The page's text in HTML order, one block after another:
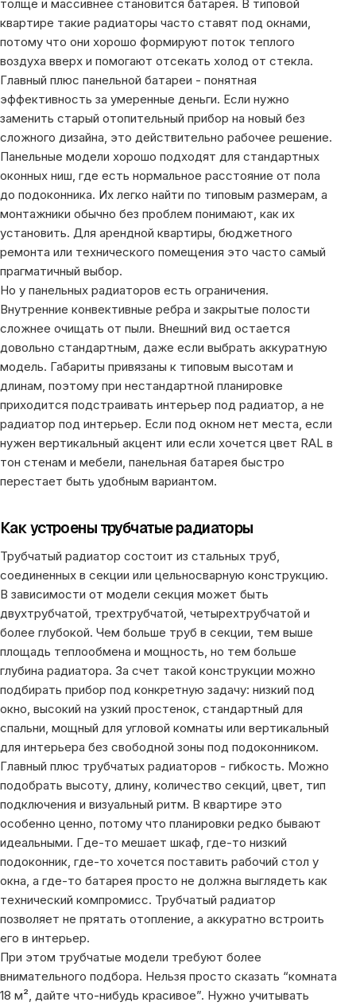
толще и массивнее становится батарея. В типовой
квартире такие радиаторы часто ставят под окнами,
потому что они хорошо формируют поток теплого
воздуха вверх и помогают отсекать холод от стекла.
Главный плюс панельной батареи - понятная
эффективность за умеренные деньги. Если нужно
заменить старый отопительный прибор на новый без
сложного дизайна, это действительно рабочее решение.
Панельные модели хорошо подходят для стандартных
оконных ниш, где есть нормальное расстояние от пола
до подоконника. Их легко найти по типовым размерам, а
монтажники обычно без проблем понимают, как их
установить. Для арендной квартиры, бюджетного
ремонта или технического помещения это часто самый
прагматичный выбор.
Но у панельных радиаторов есть ограничения.
Внутренние конвективные ребра и закрытые полости
сложнее очищать от пыли. Внешний вид остается
довольно стандартным, даже если выбрать аккуратную
модель. Габариты привязаны к типовым высотам и
длинам, поэтому при нестандартной планировке
приходится подстраивать интерьер под радиатор, а не
радиатор под интерьер. Если под окном нет места, если
нужен вертикальный акцент или если хочется цвет RAL в
тон стенам и мебели, панельная батарея быстро
перестает быть удобным вариантом.
Как устроены трубчатые радиаторы
Трубчатый радиатор состоит из стальных труб,
соединенных в секции или цельносварную конструкцию.
В зависимости от модели секция может быть
двухтрубчатой, трехтрубчатой, четырехтрубчатой и
более глубокой. Чем больше труб в секции, тем выше
площадь теплообмена и мощность, но тем больше
глубина радиатора. За счет такой конструкции можно
подбирать прибор под конкретную задачу: низкий под
окно, высокий на узкий простенок, стандартный для
спальни, мощный для угловой комнаты или вертикальный
для интерьера без свободной зоны под подоконником.
Главный плюс трубчатых радиаторов - гибкость. Можно
подобрать высоту, длину, количество секций, цвет, тип
подключения и визуальный ритм. В квартире это
особенно ценно, потому что планировки редко бывают
идеальными. Где-то мешает шкаф, где-то низкий
подоконник, где-то хочется поставить рабочий стол у
окна, а где-то батарея просто не должна выглядеть как
технический компромисс. Трубчатый радиатор
позволяет не прятать отопление, а аккуратно встроить
его в интерьер.
При этом трубчатые модели требуют более
внимательного подбора. Нельзя просто сказать “комната
18 м², дайте что-нибудь красивое”. Нужно учитывать